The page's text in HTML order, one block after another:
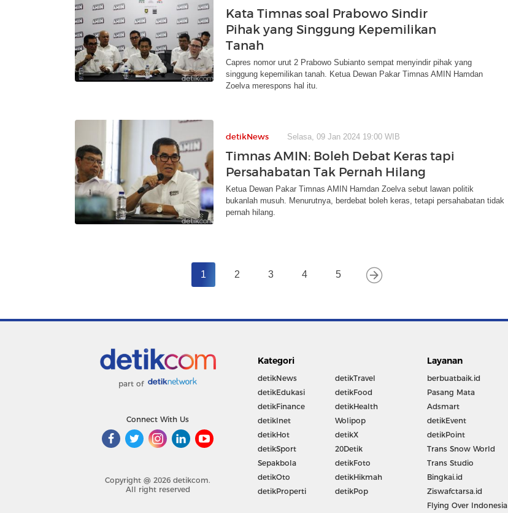
Kata Timnas soal Prabowo Sindir
Pihak yang Singgung Kepemilikan
Tanah
Capres nomor urut 2 Prabowo Subianto sempat menyindir pihak yang
singgung kepemilikan tanah. Ketua Dewan Pakar Timnas AMIN Hamdan
Zoelva merespons hal itu.
detikNews Selasa, 09 Jan 2024 19:00 WIB
Timnas AMIN: Boleh Debat Keras tapi
Persahabatan Tak Pernah Hilang
Ketua Dewan Pakar Timnas AMIN Hamdan Zoelva sebut lawan politik
bukanlah musuh. Menurutnya, berdebat boleh keras, tetapi persahabatan tidak
pernah hilang.
1 2 3 4 5
part of
Connect With Us
Copyright @ 2026 detikcom.
All right reserved
Kategori
detikNews
detikEdukasi
detikFinance
detikInet
detikHot
detikSport
Sepakbola
detikOto
detikProperti
detikTravel
detikFood
detikHealth
Wolipop
detikX
20Detik
detikFoto
detikHikmah
detikPop
Layanan
berbuatbaik.id
Pasang Mata
Adsmart
detikEvent
detikPoint
Trans Snow World
Trans Studio
Bingkai.id
Ziswafctarsa.id
Flying Over Indonesia